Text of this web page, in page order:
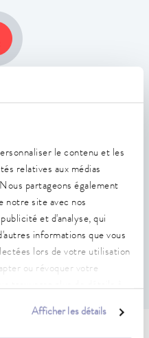
le contenu et les
relatives aux médias
partageons également
notre site avec nos
et d'analyse, qui
informations que vous
lors de votre utilisation
ou révoquer votre
Afficher les détails
température
K